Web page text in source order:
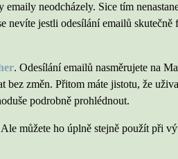
neodcházely. Sice tím
jestli odesílání emailů
. Odesílání emailů nasměrujete na
bez změn. Přitom máte jistotu, že
podrobně prohlédnout.
můžete ho úplně stejně použít při